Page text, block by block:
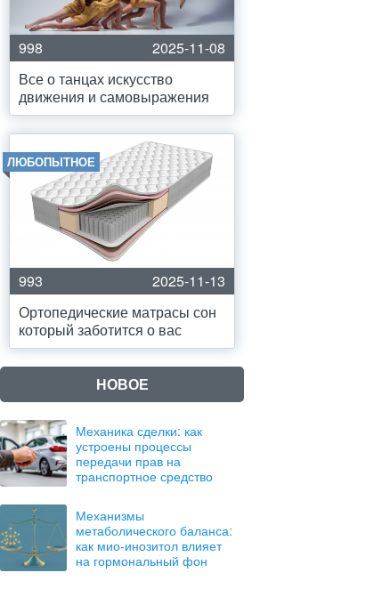
998
2025-11-08
Все о танцах искусство
движения и самовыражения
ЛЮБОПЫТНОЕ
993
2025-11-13
Ортопедические матрасы сон
который заботится о вас
НОВОЕ
Механика сделки: как
устроены процессы
передачи прав на
транспортное средство
Механизмы
метаболического баланса:
как мио-инозитол влияет
на гормональный фон